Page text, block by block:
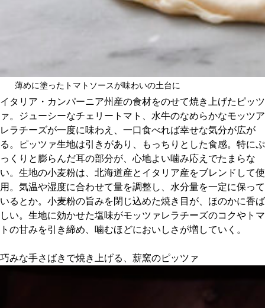
薄めに塗ったトマトソースが味わいの土台に
イタリア・カンパーニア州産の食材をのせて焼き上げたピッツ
ァ。ジューシーなチェリートマト、水牛のなめらかなモッツア
レラチーズが一度に味わえ、一口食べれば幸せな気分が広が
る。ピッツァ生地は引きがあり、もっちりとした食感。特にぷ
っくりと膨らんだ耳の部分が、心地よい噛み応えでたまらな
い。生地の小麦粉は、北海道産とイタリア産をブレンドして使
用。気温や湿度に合わせて量を調整し、水分量を一定に保って
いるとか。小麦粉の旨みを閉じ込めた焼き目が、ほのかに香ば
しい。生地に効かせた塩味がモッツァレラチーズのコクやトマ
トの甘みを引き締め、噛むほどにおいしさが増していく。
巧みな手さばきで焼き上げる、薪窯のピッツァ